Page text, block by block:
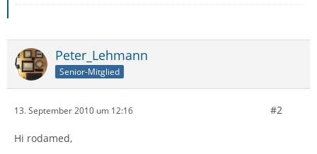
Peter_Lehmann
Senior-Mitglied
13. September 2010 um 12:16 #2
Hi rodamed,